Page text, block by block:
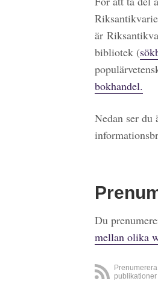
är
bibliotek (
bokhandel.
Nedan ser du
Du
mellan olika
publikationer